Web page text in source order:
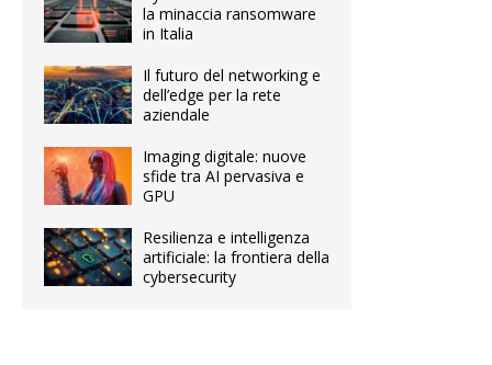
la minaccia ransomware
in Italia
Il futuro del networking e
dell’edge per la rete
aziendale
Imaging digitale: nuove
sfide tra AI pervasiva e
GPU
Resilienza e intelligenza
artificiale: la frontiera della
cybersecurity